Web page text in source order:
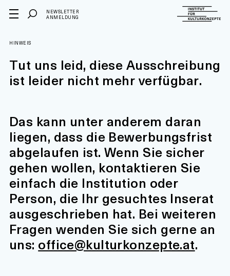
NEWSLETTER
ANMELDUNG
HINWEIS
Tut uns leid, diese Ausschreibung
ist leider nicht mehr verfügbar.
Das kann unter anderem daran
liegen, dass die Bewerbungsfrist
abgelaufen ist. Wenn Sie sicher
gehen wollen, kontaktieren Sie
einfach die Institution oder
Person, die Ihr gesuchtes Inserat
ausgeschrieben hat. Bei weiteren
Fragen wenden Sie sich gerne an
uns: office@kulturkonzepte.at.